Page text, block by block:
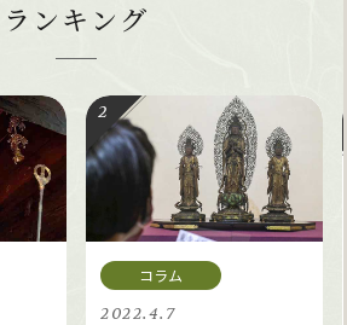
ランキング
2022.4.7